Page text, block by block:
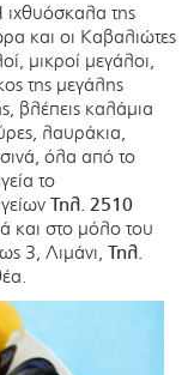
ιχθυόσκαλα της
και οι Καβαλιώτες
μικροί μεγάλοι,
της μεγάλης
βλέπεις καλάμια
λαυράκια,
όλα από το
το
Τηλ. 2510
και στο μόλο του
3, Λιμάνι, Τηλ.